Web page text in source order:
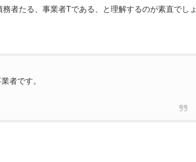
者たる、事業者Tである、と理解するのが素直でしょ
者です。